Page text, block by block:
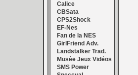
Calice
CBSata
CPS2Shock
EF-Nes
Fan de la NES
GirlFriend Adv.
Landstalker Trad.
Musée Jeux Vidéos
SMS Power